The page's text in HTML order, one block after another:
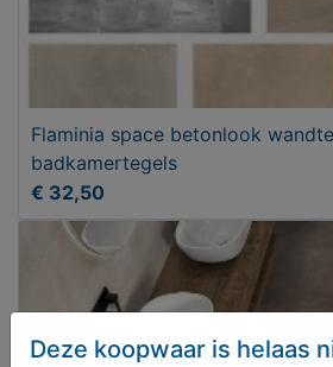
Flaminia space betonlook
badkamertegels
€ 32,50
Deze koopwaar is helaas